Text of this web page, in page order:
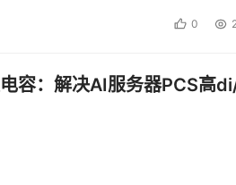
0
容：解决AI服务器PCS高